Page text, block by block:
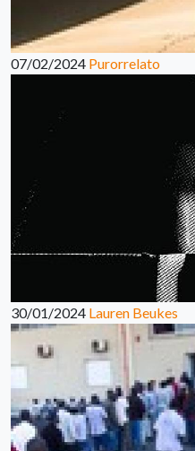
07/02/2024 Purorrelato
30/01/2024 Lauren Beukes